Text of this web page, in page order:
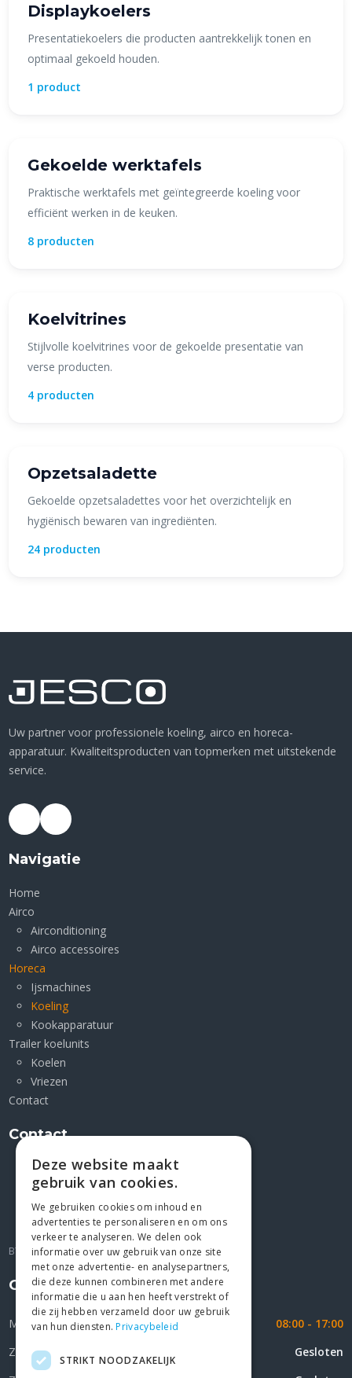
Displaykoelers
Presentatiekoelers die producten aantrekkelijk tonen en
optimaal gekoeld houden.
1 product
Gekoelde werktafels
Praktische werktafels met geïntegreerde koeling voor
efficiënt werken in de keuken.
8 producten
Koelvitrines
Stijlvolle koelvitrines voor de gekoelde presentatie van
verse producten.
4 producten
Opzetsaladette
Gekoelde opzetsaladettes voor het overzichtelijk en
hygiënisch bewaren van ingrediënten.
24 producten
Uw partner voor professionele koeling, airco en horeca-
apparatuur. Kwaliteitsproducten van topmerken met uitstekende
service.
Navigatie
Home
Airco
Airconditioning
Airco accessoires
Horeca
Ijsmachines
Koeling
Kookapparatuur
Trailer koelunits
Koelen
Vriezen
Contact
Contact
Kleimoer 1 F
9030 Mariakerke
+32 9/2823227
gio@jesco4u.be
BTW BE 0439.072.676
Openingsuren
Maandag - Vrijdag
08:00 - 17:00
Zaterdag
Gesloten
Deze website maakt
gebruik van cookies.
We gebruiken cookies om inhoud en
advertenties te personaliseren en om ons
verkeer te analyseren. We delen ook
informatie over uw gebruik van onze site
met onze advertentie- en analysepartners,
die deze kunnen combineren met andere
informatie die u aan hen heeft verstrekt of
die zij hebben verzameld door uw gebruik
van hun diensten.Privacybeleid
STRIKT NOODZAKELIJK